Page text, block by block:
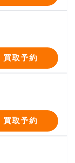
買取予約
買取予約